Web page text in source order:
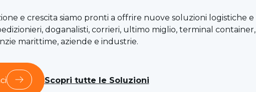
e crescita siamo pronti a offrire nuove soluzioni logistiche e
doganalisti, corrieri, ultimo miglio, terminal container,
marittime, aziende e industrie.
Scopri tutte le Soluzioni